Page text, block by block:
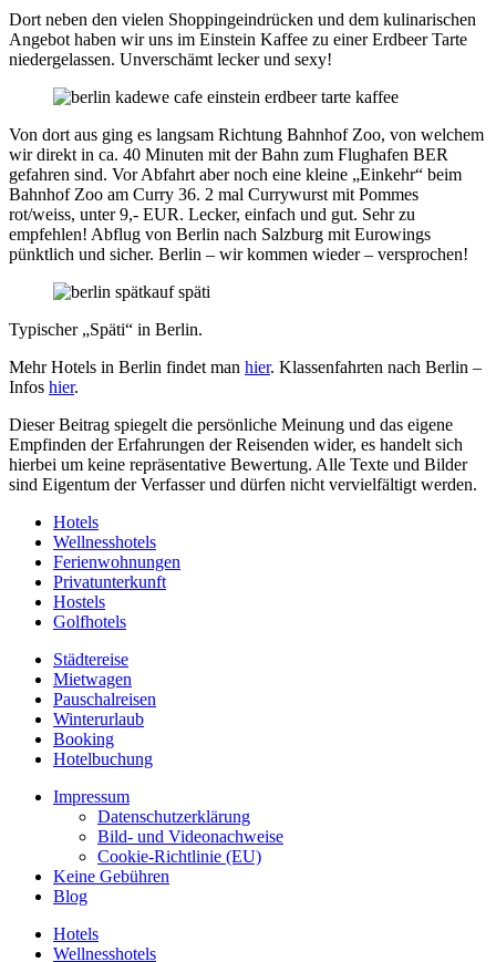
Dort neben den vielen Shoppingeindrücken und dem kulinarischen
Angebot haben wir uns im Einstein Kaffee zu einer Erdbeer Tarte
niedergelassen. Unverschämt lecker und sexy!
Von dort aus ging es langsam Richtung Bahnhof Zoo, von welchem
wir direkt in ca. 40 Minuten mit der Bahn zum Flughafen BER
gefahren sind. Vor Abfahrt aber noch eine kleine „Einkehr“ beim
Bahnhof Zoo am Curry 36. 2 mal Currywurst mit Pommes
rot/weiss, unter 9,- EUR. Lecker, einfach und gut. Sehr zu
empfehlen! Abflug von Berlin nach Salzburg mit Eurowings
pünktlich und sicher. Berlin – wir kommen wieder – versprochen!
Typischer „Späti“ in Berlin.
Mehr Hotels in Berlin findet man hier. Klassenfahrten nach Berlin –
Infos hier.
Dieser Beitrag spiegelt die persönliche Meinung und das eigene
Empfinden der Erfahrungen der Reisenden wider, es handelt sich
hierbei um keine repräsentative Bewertung. Alle Texte und Bilder
sind Eigentum der Verfasser und dürfen nicht vervielfältigt werden.
Hotels
Wellnesshotels
Ferienwohnungen
Privatunterkunft
Hostels
Golfhotels
Städtereise
Mietwagen
Pauschalreisen
Winterurlaub
Booking
Hotelbuchung
Impressum
Datenschutzerklärung
Bild- und Videonachweise
Cookie-Richtlinie (EU)
Keine Gebühren
Blog
Hotels
Wellnesshotels